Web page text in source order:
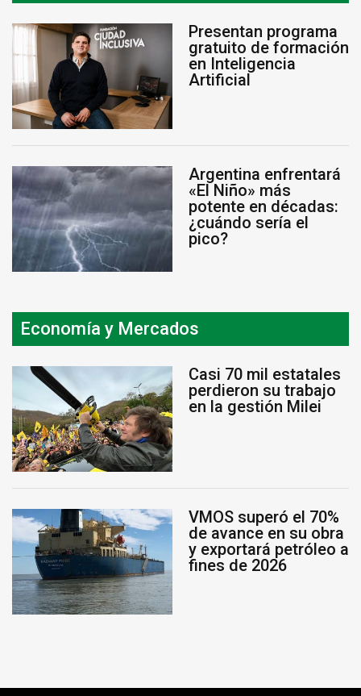
Presentan programa
gratuito de formación
en Inteligencia
Artificial
Argentina enfrentará
«El Niño» más
potente en décadas:
¿cuándo sería el
pico?
Economía y Mercados
Casi 70 mil estatales
perdieron su trabajo
en la gestión Milei
VMOS superó el 70%
de avance en su obra
y exportará petróleo a
fines de 2026